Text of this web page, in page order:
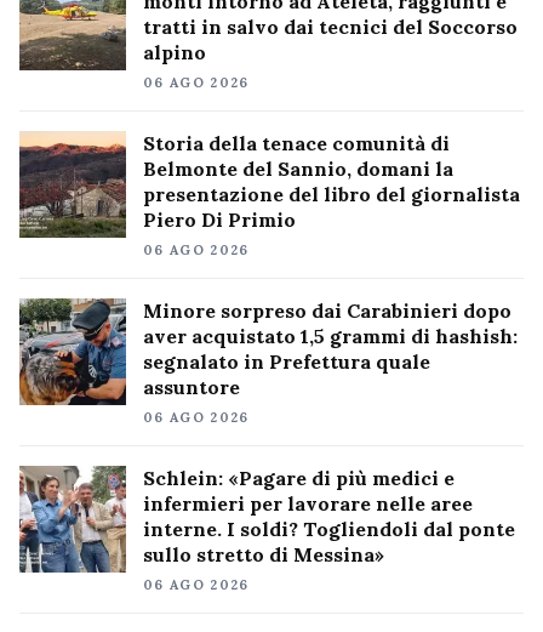
tratti in salvo dai tecnici del Soccorso
alpino
06 AGO 2026
Storia della tenace comunità di
Belmonte del Sannio, domani la
presentazione del libro del giornalista
Piero Di Primio
06 AGO 2026
Minore sorpreso dai Carabinieri dopo
aver acquistato 1,5 grammi di hashish:
segnalato in Prefettura quale
assuntore
06 AGO 2026
Schlein: «Pagare di più medici e
infermieri per lavorare nelle aree
interne. I soldi? Togliendoli dal ponte
sullo stretto di Messina»
06 AGO 2026